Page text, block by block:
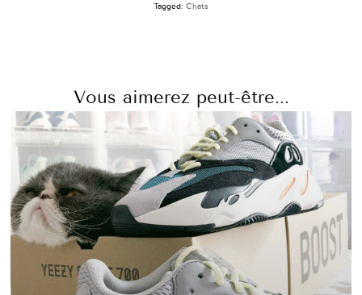
Tagged: Chats
Vous aimerez peut-être...